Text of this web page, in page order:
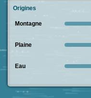
Origines
Montagne
Plaine
Eau